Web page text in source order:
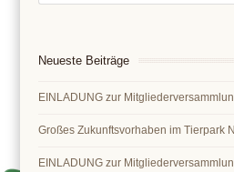
Neueste Beiträge
EINLADUNG zur
Großes Zukunftsvorhaben im Tierpark
EINLADUNG zur